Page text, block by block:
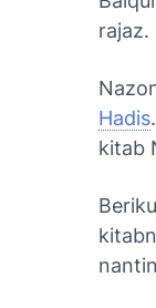
rajaz.
Hadis
kitab